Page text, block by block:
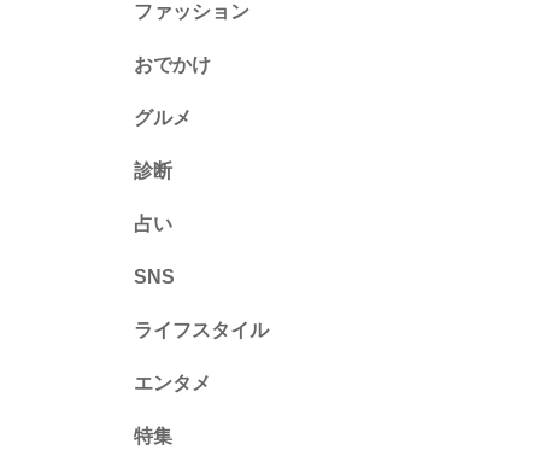
ファッション
トレンド
ネイル
おでかけ
グルメ
診断
診断
占い
心理テスト
SNS
ライフスタイル
推し活
カルチャー・暮らし
エンタメ
特集